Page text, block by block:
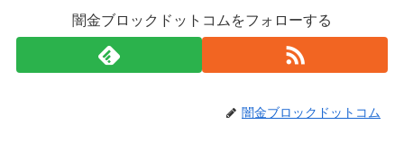
闇金ブロックドットコムをフォローする
闇金ブロックドットコム